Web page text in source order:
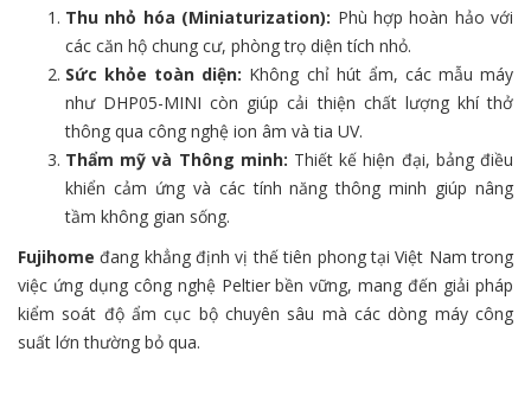
Thu nhỏ hóa (Miniaturization): Phù hợp hoàn hảo với
các căn hộ chung cư, phòng trọ diện tích nhỏ.
Sức khỏe toàn diện: Không chỉ hút ẩm, các mẫu máy
như DHP05-MINI còn giúp cải thiện chất lượng khí thở
thông qua công nghệ ion âm và tia UV.
Thẩm mỹ và Thông minh: Thiết kế hiện đại, bảng điều
khiển cảm ứng và các tính năng thông minh giúp nâng
tầm không gian sống.
Fujihome đang khẳng định vị thế tiên phong tại Việt Nam trong
việc ứng dụng công nghệ Peltier bền vững, mang đến giải pháp
kiểm soát độ ẩm cục bộ chuyên sâu mà các dòng máy công
suất lớn thường bỏ qua.